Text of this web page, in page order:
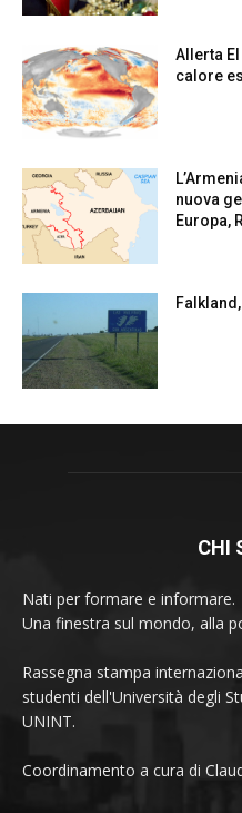
Allerta
calore
nuova
Europa,
CHI
Nati per formare e informare.
Una finestra sul mondo, alla
Rassegna stampa
studenti dell'Università degli
UNINT.
Coordinamento a cura di